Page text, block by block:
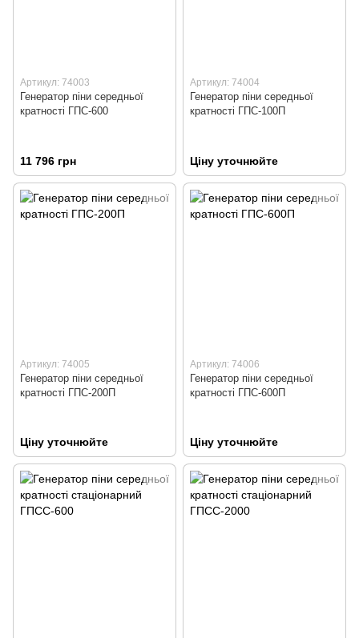
Артикул: 74003
Генератор піни середньої
кратності ГПС-600
11 796 грн
Артикул: 74004
Генератор піни середньої
кратності ГПС-100П
Ціну уточнюйте
Артикул: 74005
Генератор піни середньої
кратності ГПС-200П
Ціну уточнюйте
Артикул: 74006
Генератор піни середньої
кратності ГПС-600П
Ціну уточнюйте